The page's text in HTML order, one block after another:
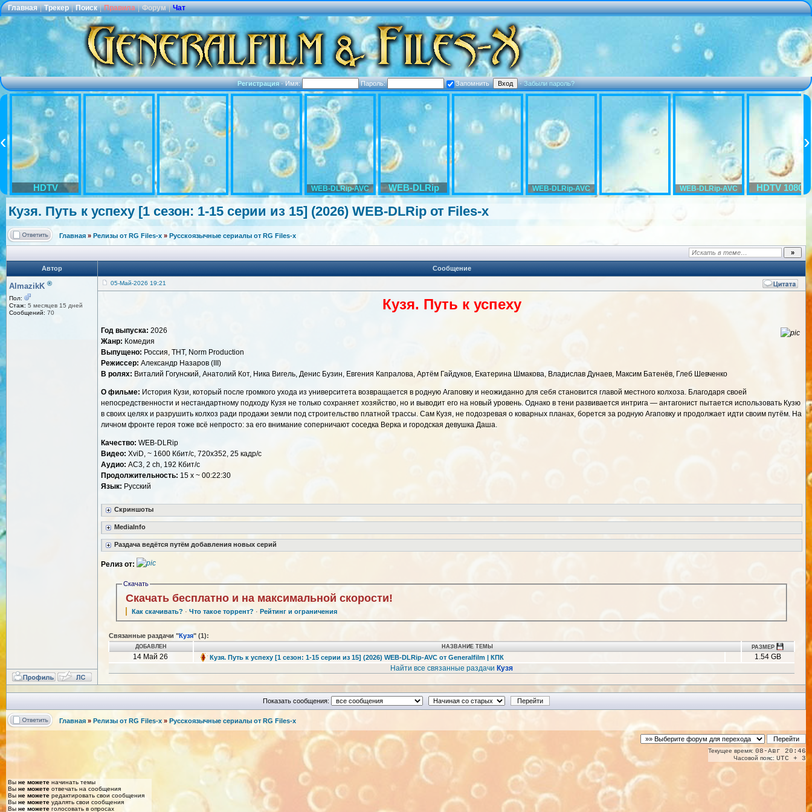
Главная | Трекер | Поиск | Правила | Форум | Чат
Регистрация·Имя: Пароль: Запомнить ·Забыли пароль?
HDTV WEB-DLRip-AVC WEB-DLRip WEB-DLRip-AVC WEB-DLRip-AVC HDTV 1080p
Кузя. Путь к успеху [1 сезон: 1-15 серии из 15] (2026) WEB-DLRip от Files-x
Главная » Релизы от RG Files-x » Русскоязычные сериалы от RG Files-x
Автор Сообщение
AlmazikK ®
Пол:
Стаж: 5 месяцев 15 дней
Сообщений: 70
05-Май-2026 19:21
Кузя. Путь к успеху
Год выпуска: 2026
Жанр: Комедия
Выпущено: Россия, ТНТ, Norm Production
Режиссер: Александр Назаров (III)
В ролях: Виталий Гогунский, Анатолий Кот, Ника Вигель, Денис Бузин, Евгения Капралова, Артём Гайдуков, Екатерина Шмакова, Владислав Дунаев, Максим Батенёв, Глеб Шевченко
О фильме: История Кузи, который после громкого ухода из университета возвращается в родную Агаповку и неожиданно для себя становится главой местного колхоза. Благодаря своей
непосредственности и нестандартному подходу Кузя не только сохраняет хозяйство, но и выводит его на новый уровень. Однако в тени развивается интрига — антагонист пытается использовать Кузю
в своих целях и разрушить колхоз ради продажи земли под строительство платной трассы. Сам Кузя, не подозревая о коварных планах, борется за родную Агаповку и продолжает идти своим путём. На
личном фронте героя тоже всё непросто: за его внимание соперничают соседка Верка и городская девушка Даша.
Качество: WEB-DLRip
Видео: XviD, ~ 1600 Кбит/с, 720x352, 25 кадр/с
Аудио: AC3, 2 ch, 192 Кбит/с
Продолжительность: 15 x ~ 00:22:30
Язык: Русский
Скриншоты
MediaInfo
Раздача ведётся путём добавления новых серий
Релиз от:
Скачать
Скачать бесплатно и на максимальной скорости!
Как скачивать? ·Что такое торрент? · Рейтинг и ограничения
Связанные раздачи "Кузя" (1):
ДОБАВЛЕН НАЗВАНИЕ ТЕМЫ РАЗМЕР
14 Май 26 Кузя. Путь к успеху [1 сезон: 1-15 серии из 15] (2026) WEB-DLRip-AVC от Generalfilm | КПК
1.54 GB
Найти все связанные раздачи Кузя
Показать сообщения:
Главная » Релизы от RG Files-x » Русскоязычные сериалы от RG Files-x
Текущее время: 08-Авг 20:46
Часовой пояс: UTC + 3
Вы не можете начинать темы
Вы не можете отвечать на сообщения
Вы не можете редактировать свои сообщения
Вы не можете удалять свои сообщения
Вы не можете голосовать в опросах